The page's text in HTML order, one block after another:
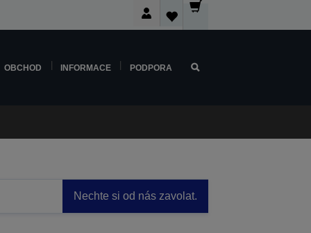
OBCHOD INFORMACE PODPORA
Nechte si od nás zavolat.